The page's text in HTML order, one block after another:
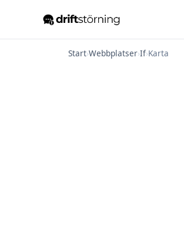
Start›Webbplatser›If›Karta